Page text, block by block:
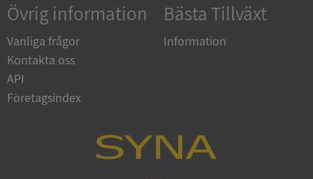
Övrig information
Vanliga frågor
Kontakta oss
API
Företagsindex
Bästa Tillväxt
Information
VISITOR_PRIVACY_METADATA
Google
Privacy Policy